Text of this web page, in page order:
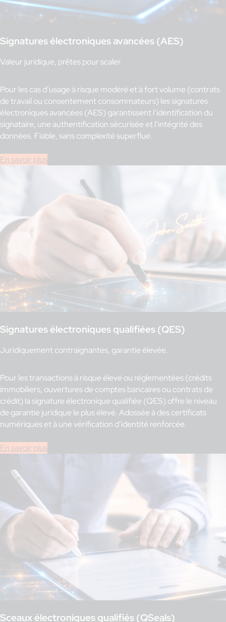
Signatures électroniques avancées (AES)
Valeur juridique, prêtes pour scaler.
Pour les cas d’usage à risque modéré et à fort volume (contrats
de travail ou consentement consommateurs) les signatures
électroniques avancées (AES) garantissent l’identification du
signataire, une authentification sécurisée et l’intégrité des
données. Fiable, sans complexité superflue.
En savoir plus
Signatures électroniques qualifiées (QES)
Juridiquement contraignantes, garantie élevée.
Pour les transactions à risque élevé ou réglementées (crédits
immobiliers, ouvertures de comptes bancaires ou contrats de
crédit) la signature électronique qualifiée (QES) offre le niveau
de garantie juridique le plus élevé. Adossée à des certificats
numériques et à une vérification d’identité renforcée.
En savoir plus
Sceaux électroniques qualifiés (QSeals)